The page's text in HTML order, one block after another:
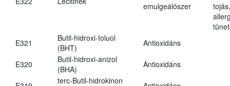
emulgeálószer
E321
Butil-hidroxi-toluol
(BHT)
Antioxidáns
E320
Butil-hidroxi-anizol
(BHA)
Antioxidáns
terc-Butil-hidrokinon